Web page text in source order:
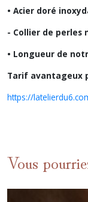
• Acier doré
- Collier de perles
• Longueur de
Tarif avantageux
https://
Vous